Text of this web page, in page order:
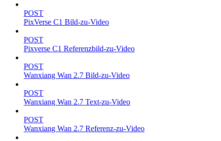
POST
PixVerse C1 Bild-zu-Video
POST
Pixverse C1 Referenzbild-zu-Video
POST
Wanxiang Wan 2.7 Bild-zu-Video
POST
Wanxiang Wan 2.7 Text-zu-Video
POST
Wanxiang Wan 2.7 Referenz-zu-Video